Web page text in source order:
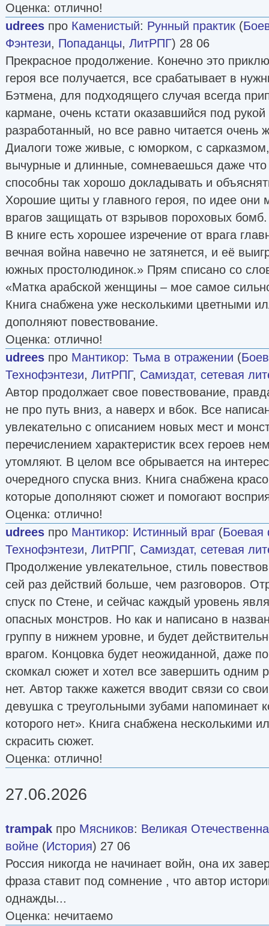
Оценка: отлично!
udrees про Каменистый: Рунный практик (
Фэнтези, Попаданцы, ЛитРПГ) 28 06
Прекрасное продолжение. Конечно это
героя все получается, все срабатывает в
Бэтмена, для подходящего случая всегда
кармане, очень кстати оказавшийся под
разработанный, но все равно читается очень
Диалоги тоже живые, с юморком, с
вычурные и длинные, сомневаешься даже
способны так хорошо докладывать и
Хорошие щиты у главного героя, по идее они
врагов защищать от взрывов пороховых бомб.
В книге есть хорошее изречение от врага
вечная война навечно не затянется, и её
южных простолюдинок.» Прям списано со
«Матка арабской женщины – мое самое
Книга снабжена уже несколькими цветными
дополняют повествование.
Оценка: отлично!
udrees про Мантикор: Тьма в отражении (
Технофэнтези, ЛитРПГ, Самиздат, сетевая
Автор продолжает свое повествование,
не про путь вниз, а наверх и вбок. Все
увлекательно с описанием новых мест и
перечислением характеристик всех героев
утомляют. В целом все обрывается на
очередного спуска вниз. Книга снабжена
которые дополняют сюжет и помогают
Оценка: отлично!
udrees про Мантикор: Истинный враг (Боевая
Технофэнтези, ЛитРПГ, Самиздат, сетевая
Продолжение увлекательное, стиль
сей раз действий больше, чем разговоров.
спуск по Стене, и сейчас каждый уровень
опасных монстров. Но как и написано в
группу в нижнем уровне, и будет
врагом. Концовка будет неожиданной, даже
скомкал сюжет и хотел все завершить одним
нет. Автор также кажется вводит связи со
девушка с треугольными зубами напоминает
которого нет». Книга снабжена несколькими
скрасить сюжет.
Оценка: отлично!
27.06.2026
trampak про Мясников: Великая
войне (История) 27 06
Россия никогда не начинает войн, она их
фраза ставит под сомнение , что автор
однажды...
Оценка: нечитаемо